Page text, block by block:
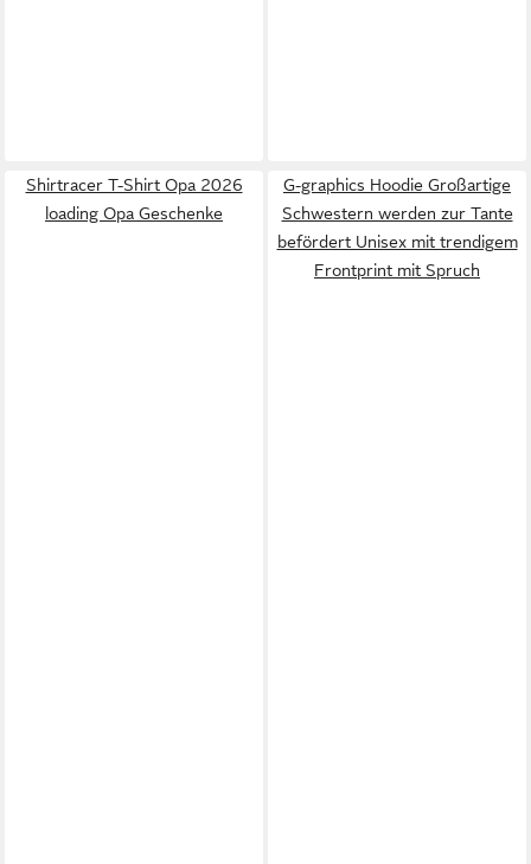
Shirtracer T-Shirt Opa 2026
loading Opa Geschenke
G-graphics Hoodie Großartige
Schwestern werden zur Tante
befördert Unisex mit trendigem
Frontprint mit Spruch